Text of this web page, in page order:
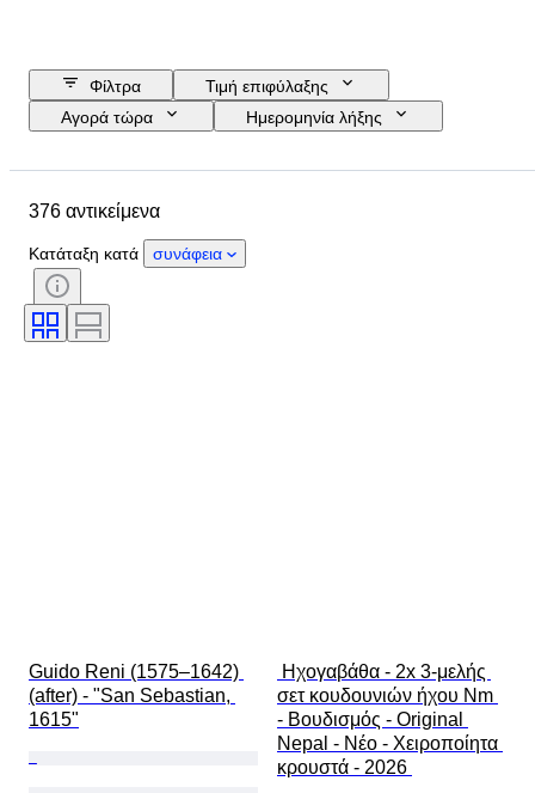
Φίλτρα
Τιμή επιφύλαξης
Αγορά τώρα
Ημερομηνία λήξης
Αντικείμενο
Φύλο
Περίοδος
Λίθος
Πιστοποίηση
Τεχνική
376 αντικείμενα
Κατάταξη κατά συνάφεια
Guido Reni (1575–1642)
(after) - "San Sebastian,
1615"
σετ κουδουνιών ήχου Nm
- Βουδισμός - Original
Nepal - Νέο - Χειροποίητα
κρουστά - 2026